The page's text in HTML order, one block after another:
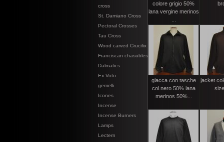
cross
St. Damiano Cross
Pectoral Crosses
Tau Cross
Wood carved Crucifix
Franciscan chasubles
Dalmatics
Ex Voto
gemelli
Icones
Incense
Incense Burners
Lamps
Lectern
colore grigio 50%
lana vergine merinos
giacca con tasche
col.nero 50% lana
merinos 50%...
jacket